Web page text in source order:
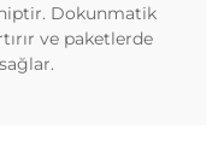
Dokunmatik
ve paketlerde